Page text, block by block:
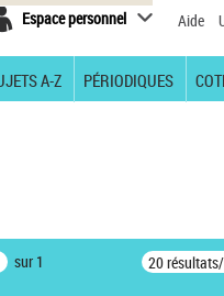
Espace personnel Aide
A-Z PÉRIODIQUES
sur 1 20